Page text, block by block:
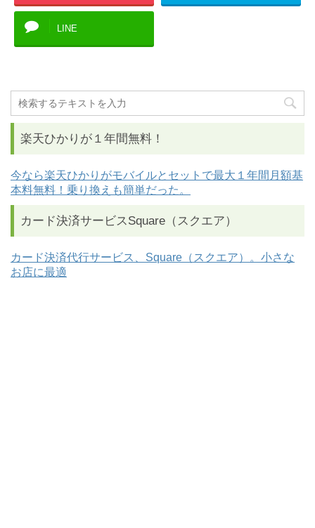
LINE
楽天ひかりが１年間無料！
今なら楽天ひかりがモバイルとセットで最大１年間月額基
本料無料！乗り換えも簡単だった。
カード決済サービスSquare（スクエア）
カード決済代行サービス、Square（スクエア）。小さな
お店に最適